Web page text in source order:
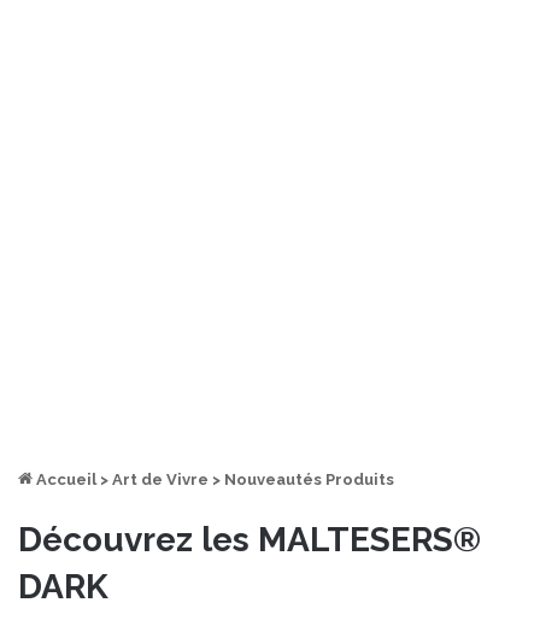
Accueil > Art de Vivre > Nouveautés Produits
Découvrez les MALTESERS®
DARK